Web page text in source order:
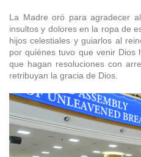
La Madre oró para agradecer
insultos y dolores en la ropa de
hijos celestiales y guiarlos al
por quiénes tuvo que venir Dios
que hagan resoluciones con
retribuyan la gracia de Dios.